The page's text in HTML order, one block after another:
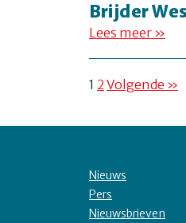
Brijder
Lees meer »
1 2Volgende »
Nieuws
Pers
Nieuwsbrieven